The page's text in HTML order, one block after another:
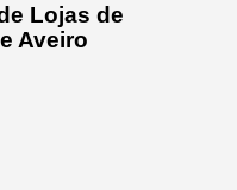
Lojas de
Aveiro